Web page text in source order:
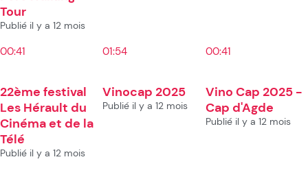
Tour
Publié il y a 12 mois
00:41
22ème festival
Les Hérault du
Cinéma et de la
Télé
Publié il y a 12 mois
01:54
Vinocap 2025
Publié il y a 12 mois
00:41
Vino Cap 2025 -
Cap d'Agde
Publié il y a 12 mois